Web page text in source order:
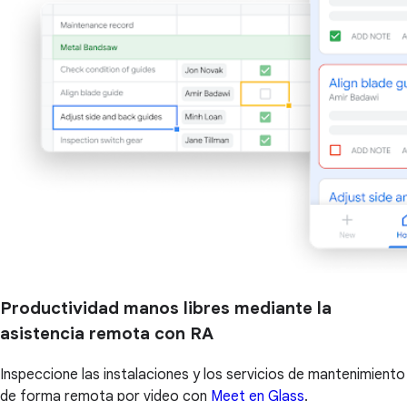
Productividad manos libres mediante la
asistencia remota con RA
Inspeccione las instalaciones y los servicios de mantenimiento
de forma remota por video con Meet en Glass.